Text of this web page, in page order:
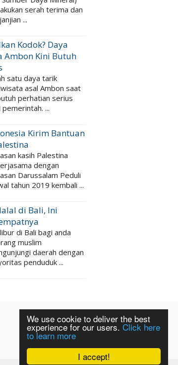
I accept!
We use cookie to deliver the best
experience for our users. Click here
to learn more
serah terima dan
...
Kodok? Daya
Ambon Kini Butuh
satu daya tarik
asal Ambon saat
perhatian serius
pemerintah. ...
Kirim Bantuan
kasih Palestina
dengan
Darussalam Peduli
tahun 2019 kembali ...
di Bali, Ini
di Bali bagi anda
muslim
daerah dengan
penduduk ...